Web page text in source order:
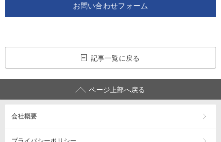
お問い合わせフォーム
記事一覧に戻る
ページ上部へ戻る
会社概要